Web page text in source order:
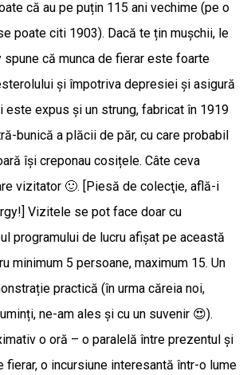
că au pe puțin 115 ani vechime (pe o
poate citi 1903). Dacă te țin mușchii, le
spune că munca de fierar este foarte
și împotriva depresiei și asigură
este expus și un strung, fabricat în 1919
bunică a plăcii de păr, cu care probabil
își creponau cosițele. Câte ceva
vizitator 🙂. [Piesă de colecţie, află-i
Vizitele se pot face doar cu
programului de lucru afişat pe această
minimum 5 persoane, maximum 15. Un
practică (în urma căreia noi,
ne-am ales și cu un suvenir 😍).
o oră – o paralelă între prezentul și
fierar, o incursiune interesantă într-o lume